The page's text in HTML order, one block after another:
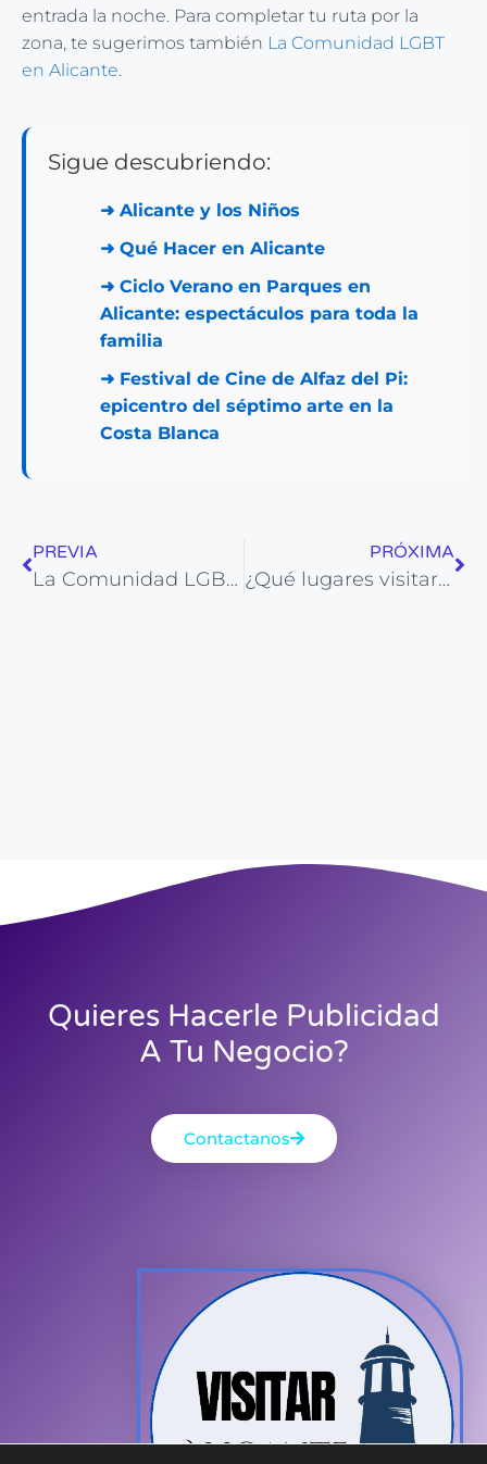
entrada la noche. Para completar tu ruta por la
zona, te sugerimos también La Comunidad LGBT
en Alicante.
Sigue descubriendo:
➜ Alicante y los Niños
➜ Qué Hacer en Alicante
➜ Ciclo Verano en Parques en
Alicante: espectáculos para toda la
familia
➜ Festival de Cine de Alfaz del Pi:
epicentro del séptimo arte en la
Costa Blanca
PREVIA
La Comunidad LGBT en Alicante
PRÓXIMA
¿Qué lugares visitar en La Rambla de Méndez Núñez de Alicante?
Quieres Hacerle Publicidad
A Tu Negocio?
Contactanos